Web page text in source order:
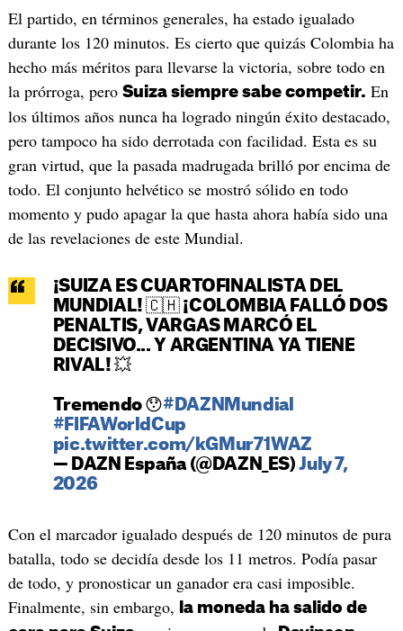
El partido, en términos generales, ha estado igualado
durante los 120 minutos. Es cierto que quizás Colombia ha
hecho más méritos para llevarse la victoria, sobre todo en
la prórroga, pero Suiza siempre sabe competir. En
los últimos años nunca ha logrado ningún éxito destacado,
pero tampoco ha sido derrotada con facilidad. Esta es su
gran virtud, que la pasada madrugada brilló por encima de
todo. El conjunto helvético se mostró sólido en todo
momento y pudo apagar la que hasta ahora había sido una
de las revelaciones de este Mundial.
¡SUIZA ES CUARTOFINALISTA DEL
MUNDIAL! 🇨🇭 ¡COLOMBIA FALLÓ DOS
PENALTIS, VARGAS MARCÓ EL
DECISIVO... Y ARGENTINA YA TIENE
RIVAL! 💥
Tremendo 😯#DAZNMundial
#FIFAWorldCup
pic.twitter.com/kGMur71WAZ
— DAZN España (@DAZN_ES)July 7,
2026
Con el marcador igualado después de 120 minutos de pura
batalla, todo se decidía desde los 11 metros. Podía pasar
de todo, y pronosticar un ganador era casi imposible.
Finalmente, sin embargo,
la moneda ha salido de